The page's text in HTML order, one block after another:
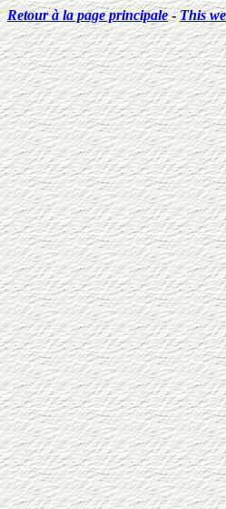
Retour à la page principale-This